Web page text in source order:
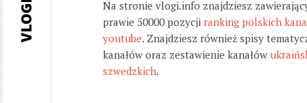
Na stronie vlogi.info znajdziesz
prawie 50000 pozycji ranking polskich
youtube. Znajdziesz również spisy
kanałów oraz zestawienie kanałów
szwedzkich.